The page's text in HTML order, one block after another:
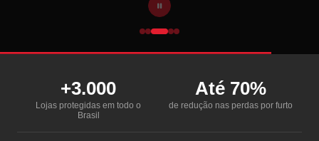
+3.000
Lojas protegidas em todo o
Brasil
Até 70%
de redução nas perdas por furto